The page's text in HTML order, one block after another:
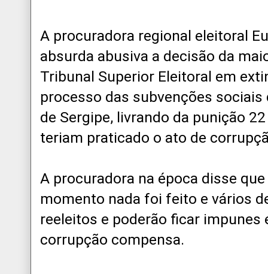
A procuradora regional eleitoral
absurda abusiva a decisão da
Tribunal Superior Eleitoral em
processo das subvenções
de Sergipe, livrando da punição
teriam praticado o ato de
A procuradora na época disse
momento nada foi feito e vários
reeleitos e poderão ficar impunes
corrupção compensa.